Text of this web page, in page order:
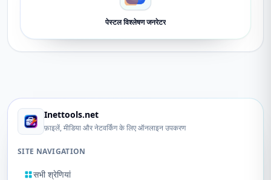
पेस्टल विश्लेषण जनरेटर
Inettools.net
फ़ाइलें, मीडिया और नेटवर्किंग के लिए ऑनलाइन उपकरण
SITE NAVIGATION
सभी श्रेणियां